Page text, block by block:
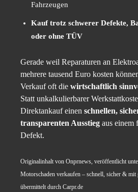
Fahrzeugen
Kauf trotz schwerer Defekte,
oder ohne TÜV
Gerade weil Reparaturen an
mehrere tausend Euro kosten
Verkauf oft die wirtschaftlich
Statt unkalkulierbarer
Direktankauf einen schnellen,
transparenten Ausstieg aus einem
Defekt.
Originalinhalt von Onprnews, veröffentlicht
Motorschaden verkaufen – schnell, sicher & mit
übermittelt durch Carpr.de